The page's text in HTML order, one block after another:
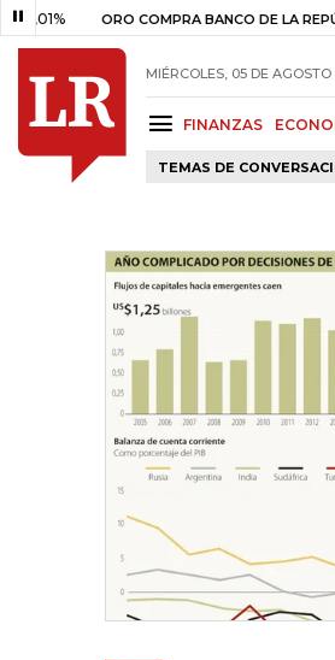
ORO COMPRA BANCO DE LA REPÚBLICA
MIÉRCOLES, 05 DE
FINANZAS
TEMAS DE